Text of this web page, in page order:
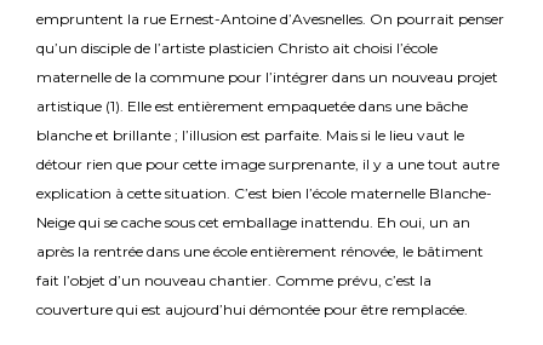
empruntent la rue Ernest-Antoine d’Avesnelles. On pourrait penser
qu’un disciple de l’artiste plasticien Christo ait choisi l’école
maternelle de la commune pour l’intégrer dans un nouveau projet
artistique (1). Elle est entièrement empaquetée dans une bâche
blanche et brillante ; l’illusion est parfaite. Mais si le lieu vaut le
détour rien que pour cette image surprenante, il y a une tout autre
explication à cette situation. C’est bien l’école maternelle Blanche-
Neige qui se cache sous cet emballage inattendu. Eh oui, un an
après la rentrée dans une école entièrement rénovée, le bâtiment
fait l’objet d’un nouveau chantier. Comme prévu, c’est la
couverture qui est aujourd’hui démontée pour être remplacée.